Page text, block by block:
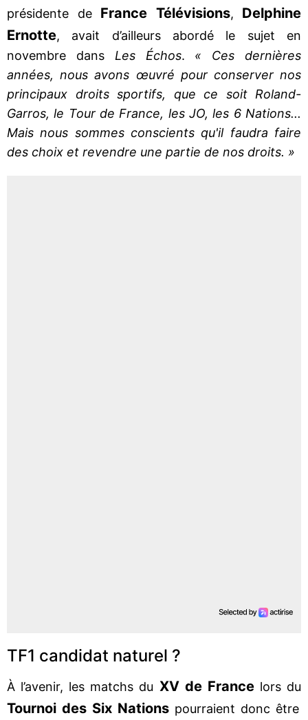
présidente de France Télévisions, Delphine
Ernotte, avait d’ailleurs abordé le sujet en
novembre dansLes Échos. « Ces dernières
années, nous avons œuvré pour conserver nos
principaux droits sportifs, que ce soit Roland-
Garros, le Tour de France, les JO, les 6 Nations...
Mais nous sommes conscients qu'il faudra faire
des choix et revendre une partie de nos droits. »
TF1 candidat naturel ?
À l’avenir, les matchs du XV de Francelors du
Tournoi des Six Nations pourraient donc être